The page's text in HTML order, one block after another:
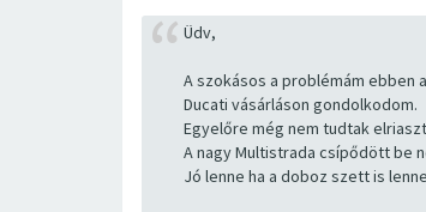
Üdv,
A szokásos a problémám ebben
Ducati vásárláson gondolkodom.
Egyelőre még nem tudtak
A nagy Multistrada csípődött be
Jó lenne ha a doboz szett is